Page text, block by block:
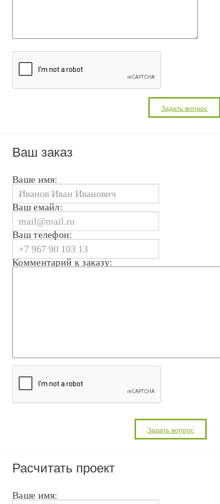
Ваш заказ
Ваше имя:
Ваш емайл:
Ваш телефон:
Комментарий к заказу:
Расчитать проект
Ваше имя: